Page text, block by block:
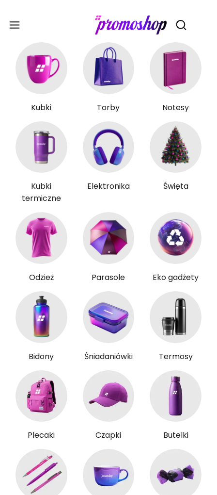
Otwórz
Kubki Torby Notesy
Kubki
termiczne
Elektronika Święta
Odzież Parasole Eko gadżety
Bidony Śniadaniówki Termosy
Plecaki Czapki Butelki